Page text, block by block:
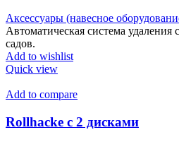
Аксессуары (навесное
Автоматическая система
садов.
Add to wishlist
Quick view
Add to compare
Rollhacke с 2 дисками